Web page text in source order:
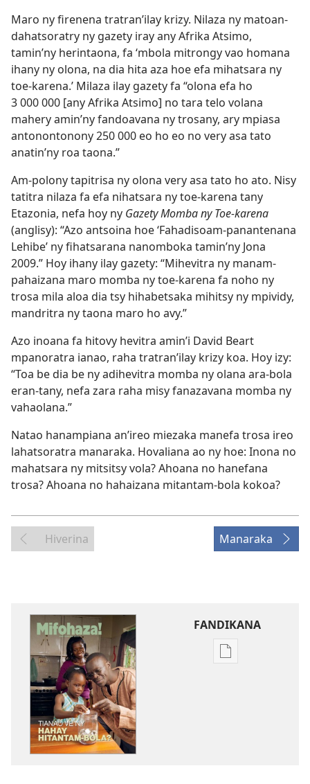
Maro ny firenena tratran’ilay krizy. Nilaza ny matoan-
dahatsoratry ny gazety iray any Afrika Atsimo,
tamin’ny herintaona, fa ‘mbola mitrongy vao homana
ihany ny olona, na dia hita aza hoe efa mihatsara ny
toe-karena.’ Milaza ilay gazety fa “olona efa ho
3 000 000 [any Afrika Atsimo] no tara telo volana
mahery amin’ny fandoavana ny trosany, ary mpiasa
antonontonony 250 000 eo ho eo no very asa tato
anatin’ny roa taona.”
Am-polony tapitrisa ny olona very asa tato ho ato. Nisy
tatitra nilaza fa efa nihatsara ny toe-karena tany
Etazonia, nefa hoy ny Gazety Momba ny Toe-karena
(anglisy): “Azo antsoina hoe ‘Fahadisoam-panantenana
Lehibe’ ny fihatsarana nanomboka tamin’ny Jona
2009.” Hoy ihany ilay gazety: “Mihevitra ny manam-
pahaizana maro momba ny toe-karena fa noho ny
trosa mila aloa dia tsy hihabetsaka mihitsy ny mpividy,
mandritra ny taona maro ho avy.”
Azo inoana fa hitovy hevitra amin’i David Beart
mpanoratra ianao, raha tratran’ilay krizy koa. Hoy izy:
“Toa be dia be ny adihevitra momba ny olana ara-bola
eran-tany, nefa zara raha misy fanazavana momba ny
vahaolana.”
Natao hanampiana an’ireo miezaka manefa trosa ireo
lahatsoratra manaraka. Hovaliana ao ny hoe: Inona no
mahatsara ny mitsitsy vola? Ahoana no hanefana
trosa? Ahoana no hahaizana mitantam-bola kokoa?
Hiverina Manaraka
FANDIKANA
Fandikana